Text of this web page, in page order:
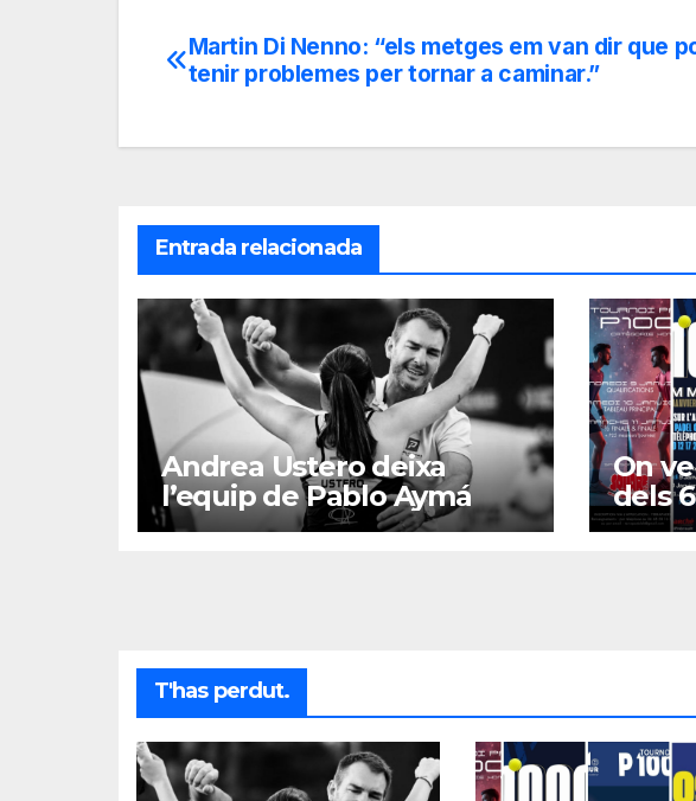
Navegación
entradas
Martin Di Nenno: “els metges em van dir que
tenir problemes per tornar a caminar.”
Entrada relacionada
Andrea Ustero deixa
l’equip de Pablo Aymá
On
dels
T'has perdut.